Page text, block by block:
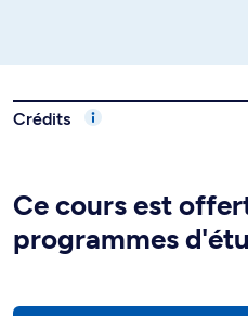
Crédits
Ce cours est
programmes